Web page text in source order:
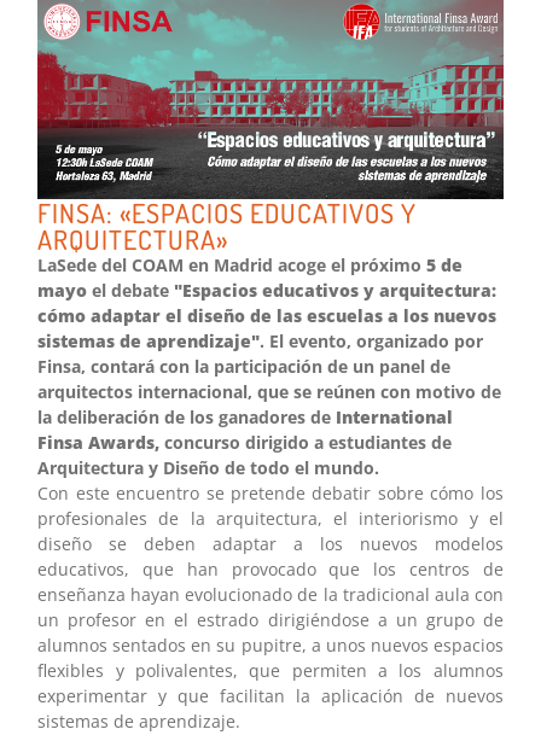
FINSA: «ESPACIOS EDUCATIVOS Y
ARQUITECTURA»
LaSede del COAM en Madrid acoge el próximo5 de
mayo el debate "Espacios educativos y arquitectura:
cómo adaptar el diseño de las escuelas a los nuevos
sistemas de aprendizaje". El evento, organizado por
Finsa, contará con la participación de un panel de
arquitectos internacional, que se reúnen con motivo de
la deliberación de los ganadores de International
Finsa Awards,concurso dirigido a estudiantes de
Arquitectura y Diseño de todo el mundo.
Con este encuentro se pretende debatir sobre cómo los
profesionales de la arquitectura, el interiorismo y el
diseño se deben adaptar a los nuevos modelos
educativos, que han provocado que los centros de
enseñanza hayan evolucionado de la tradicional aula con
un profesor en el estrado dirigiéndose a un grupo de
alumnos sentados en su pupitre, a unos nuevos espacios
flexibles y polivalentes, que permiten a los alumnos
experimentar y que facilitan la aplicación de nuevos
sistemas de aprendizaje.